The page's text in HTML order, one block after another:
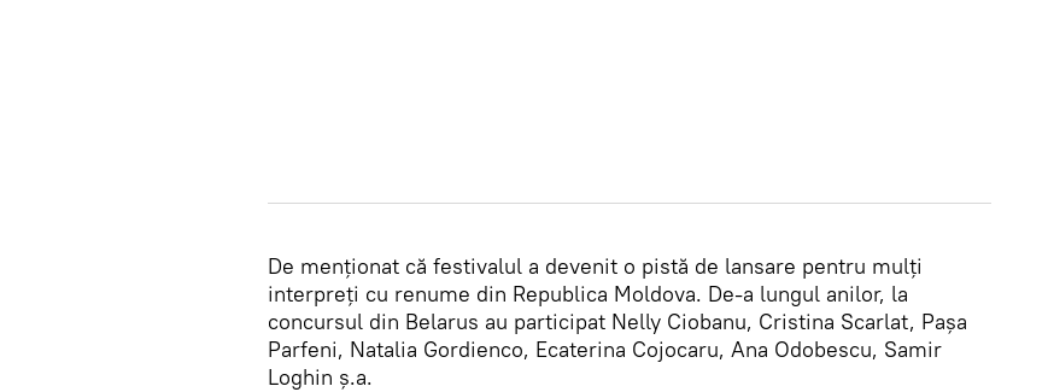
De menționat că festivalul a devenit o pistă de lansare pentru mulți
interpreți cu renume din Republica Moldova. De-a lungul anilor, la
concursul din Belarus au participat Nelly Ciobanu, Cristina Scarlat, Paşa
Parfeni, Natalia Gordienco, Ecaterina Cojocaru, Ana Odobescu, Samir
Loghin ș.a.